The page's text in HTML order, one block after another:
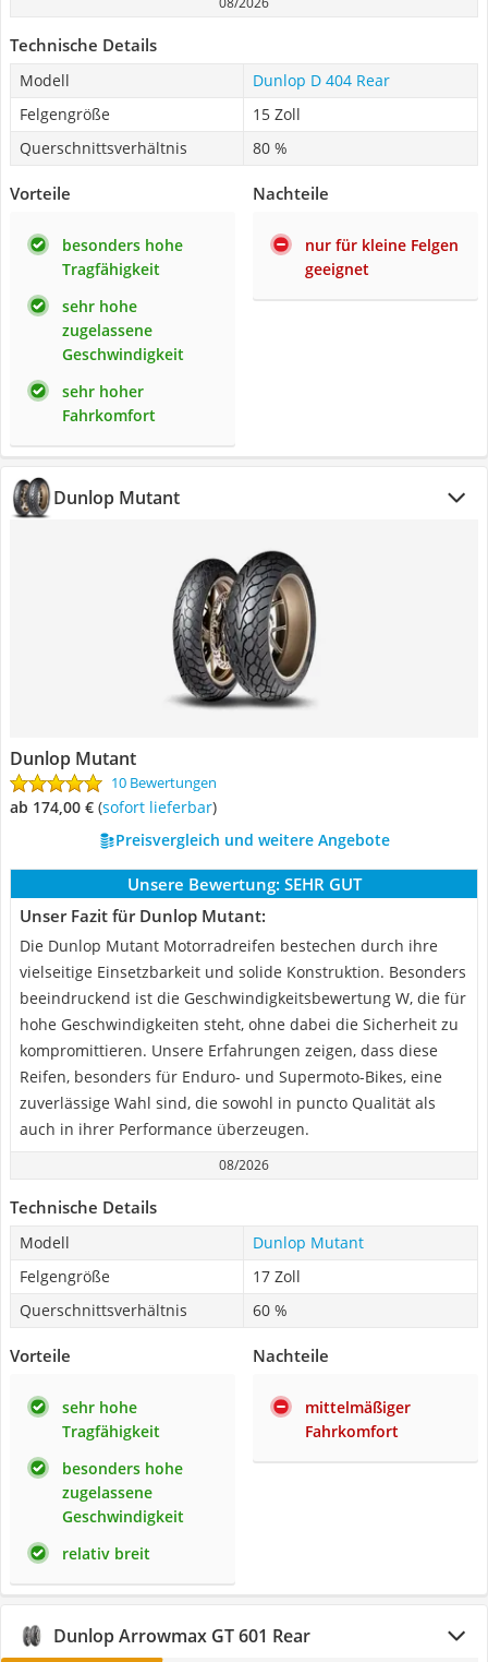
Technische Details
Modell
Dunlop D 404 Rear
Felgengröße
15 Zoll
Querschnittsverhältnis
80 %
Vorteile
besonders hohe
Tragfähigkeit
sehr hohe
zugelassene
Geschwindigkeit
sehr hoher
Fahrkomfort
Nachteile
nur für kleine Felgen
geeignet
Dunlop Mutant
Dunlop Mutant
10 Bewertungen
ab 174,00 € ( Sofort lieferbar)
Preisvergleich und weitere Angebote
Unsere Bewertung: SEHR GUT
Unser Fazit für Dunlop Mutant:
Die Dunlop Mutant Motorradreifen bestechen durch ihre
vielseitige Einsetzbarkeit und solide Konstruktion. Besonders
beeindruckend ist die Geschwindigkeitsbewertung W, die für
hohe Geschwindigkeiten steht, ohne dabei die Sicherheit zu
kompromittieren. Unsere Erfahrungen zeigen, dass diese
Reifen, besonders für Enduro- und Supermoto-Bikes, eine
zuverlässige Wahl sind, die sowohl in puncto Qualität als
auch in ihrer Performance überzeugen.
08/2026
Technische Details
Modell
Dunlop Mutant
Felgengröße
17 Zoll
Querschnittsverhältnis
60 %
Vorteile
sehr hohe
Tragfähigkeit
besonders hohe
zugelassene
Geschwindigkeit
relativ breit
Nachteile
mittelmäßiger
Fahrkomfort
Dunlop Arrowmax GT 601 Rear